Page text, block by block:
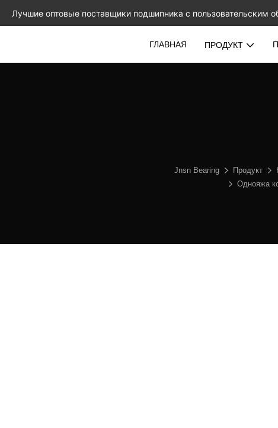
Лучшие оптовые поставщики подшипника с
ГЛАВНАЯ ПРОДУКТ
Jnsn Bearing Продукт
Однояжа